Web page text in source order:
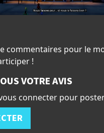
commentaires pour le
!
VOTRE AVIS
connecter pour